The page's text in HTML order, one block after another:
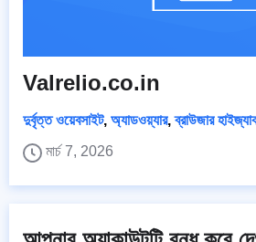
Valrelio.co.in
দুর্বৃত্ত ওয়েবসাইট, অ্যাডওয়্যার,ব্রাউজার
মার্চ 7, 2026